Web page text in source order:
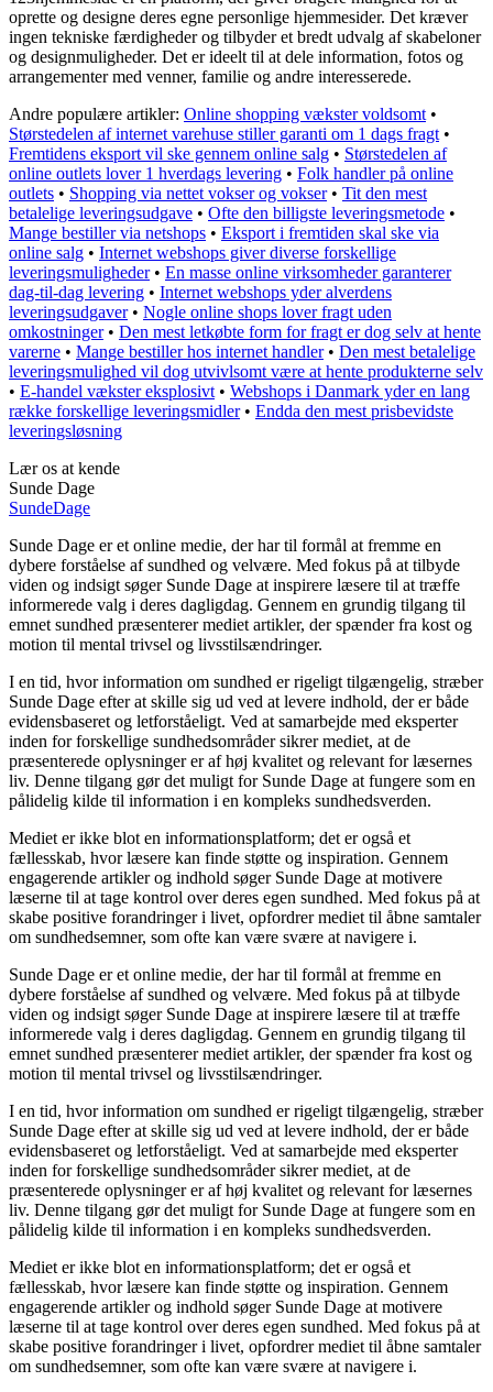
oprette og designe deres egne personlige hjemmesider. Det kræver
ingen tekniske færdigheder og tilbyder et bredt udvalg af skabeloner
og designmuligheder. Det er ideelt til at dele information, fotos og
arrangementer med venner, familie og andre interesserede.
Andre populære artikler: Online shopping vækster voldsomt •
Størstedelen af internet varehuse stiller garanti om 1 dags fragt •
Fremtidens eksport vil ske gennem online salg • Størstedelen af
online outlets lover 1 hverdags levering • Folk handler på online
outlets • Shopping via nettet vokser og vokser• Tit den mest
betalelige leveringsudgave • Ofte den billigste leveringsmetode •
Mange bestiller via netshops • Eksport i fremtiden skal ske via
online salg • Internet webshops giver diverse forskellige
leveringsmuligheder• En masse online virksomheder garanterer
dag-til-dag levering • Internet webshops yder alverdens
leveringsudgaver• Nogle online shops lover fragt uden
omkostninger• Den mest letkøbte form for fragt er dog selv at hente
varerne • Mange bestiller hos internet handler• Den mest betalelige
leveringsmulighed vil dog utvivlsomt være at hente produkterne selv
• E-handel vækster eksplosivt • Webshops i Danmark yder en lang
række forskellige leveringsmidler• Endda den mest prisbevidste
leveringsløsning
Lær os at kende
Sunde Dage
SundeDage
Sunde Dage er et online medie, der har til formål at fremme en
dybere forståelse af sundhed og velvære. Med fokus på at tilbyde
viden og indsigt søger Sunde Dage at inspirere læsere til at træffe
informerede valg i deres dagligdag. Gennem en grundig tilgang til
emnet sundhed præsenterer mediet artikler, der spænder fra kost og
motion til mental trivsel og livsstilsændringer.
I en tid, hvor information om sundhed er rigeligt tilgængelig, stræber
Sunde Dage efter at skille sig ud ved at levere indhold, der er både
evidensbaseret og letforståeligt. Ved at samarbejde med eksperter
inden for forskellige sundhedsområder sikrer mediet, at de
præsenterede oplysninger er af høj kvalitet og relevant for læsernes
liv. Denne tilgang gør det muligt for Sunde Dage at fungere som en
pålidelig kilde til information i en kompleks sundhedsverden.
Mediet er ikke blot en informationsplatform; det er også et
fællesskab, hvor læsere kan finde støtte og inspiration. Gennem
engagerende artikler og indhold søger Sunde Dage at motivere
læserne til at tage kontrol over deres egen sundhed. Med fokus på at
skabe positive forandringer i livet, opfordrer mediet til åbne samtaler
om sundhedsemner, som ofte kan være svære at navigere i.
Sunde Dage er et online medie, der har til formål at fremme en
dybere forståelse af sundhed og velvære. Med fokus på at tilbyde
viden og indsigt søger Sunde Dage at inspirere læsere til at træffe
informerede valg i deres dagligdag. Gennem en grundig tilgang til
emnet sundhed præsenterer mediet artikler, der spænder fra kost og
motion til mental trivsel og livsstilsændringer.
I en tid, hvor information om sundhed er rigeligt tilgængelig, stræber
Sunde Dage efter at skille sig ud ved at levere indhold, der er både
evidensbaseret og letforståeligt. Ved at samarbejde med eksperter
inden for forskellige sundhedsområder sikrer mediet, at de
præsenterede oplysninger er af høj kvalitet og relevant for læsernes
liv. Denne tilgang gør det muligt for Sunde Dage at fungere som en
pålidelig kilde til information i en kompleks sundhedsverden.
Mediet er ikke blot en informationsplatform; det er også et
fællesskab, hvor læsere kan finde støtte og inspiration. Gennem
engagerende artikler og indhold søger Sunde Dage at motivere
læserne til at tage kontrol over deres egen sundhed. Med fokus på at
skabe positive forandringer i livet, opfordrer mediet til åbne samtaler
om sundhedsemner, som ofte kan være svære at navigere i.